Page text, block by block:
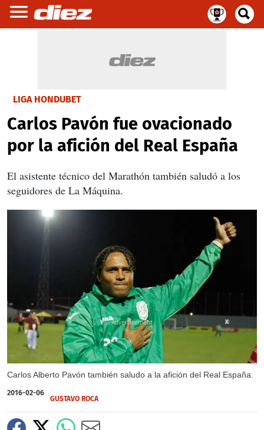
LIGA HONDUBET
Carlos Pavón fue ovacionado
por la afición del Real España
El asistente técnico del Marathón también saludó a los
seguidores de La Máquina.
Carlos Alberto Pavón también saludo a la afición del Real España.
X
2016-02-06
GUSTAVO ROCA